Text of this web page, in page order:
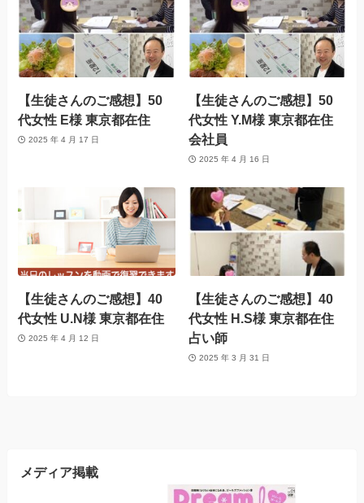
【生徒さんのご感想】50
代女性 E様 東京都在住
2025 年 4 月 17 日
【生徒さんのご感想】50
代女性 Y.M様 東京都在住
会社員
2025 年 4 月 16 日
【生徒さんのご感想】40
代女性 U.N様 東京都在住
2025 年 4 月 12 日
【生徒さんのご感想】40
代女性 H.S様 東京都在住
占い師
2025 年 3 月 31 日
メディア掲載